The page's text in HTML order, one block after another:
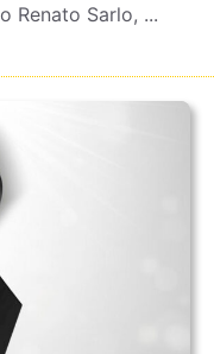
Renato Sarlo, ...